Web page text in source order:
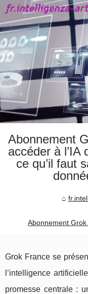
Abonnement
accéder à l’IA
ce qu’il faut
Abonnement Grok
Grok France se
l’intelligence
promesse centrale :